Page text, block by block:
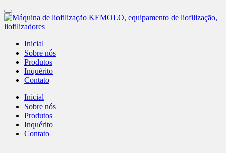
Inicial
Sobre nós
Produtos
Inquérito
Contato
Inicial
Sobre nós
Produtos
Inquérito
Contato